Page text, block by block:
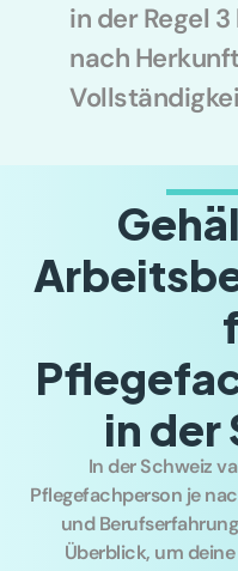
in der Regel
nach
in
In der Schweiz
Pflegefachperson je
und
Überblick, um